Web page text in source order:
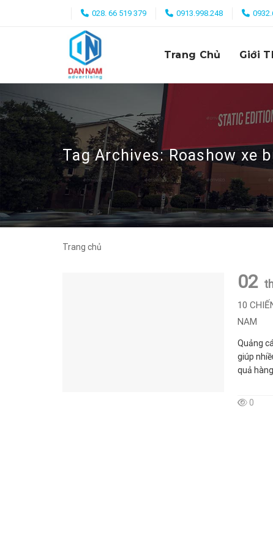
028. 66 519 379 0913.998.248
Trang Chủ Giới
Tag Archives:Roashow xe
Trang chủ
02
10
NAM
Quảng
giúp
quả
0